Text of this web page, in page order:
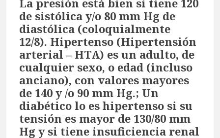
La presión está bien si tiene 120
de sistólica y/o 80 mm Hg de
diastólica (coloquialmente
12/8). Hipertenso (Hipertensión
arterial – HTA) es un adulto, de
cualquier sexo, o edad (incluso
anciano), con valores mayores
de 140 y /o 90 mm Hg.; Un
diabético lo es hipertenso si su
tensión es mayor de 130/80 mm
Hg y si tiene insuficiencia renal